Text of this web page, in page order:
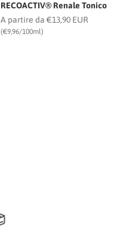
RECOACTIV® Renale Tonico
Prezzo scontato
A partire da €13,90 EUR
(€9,96/100ml)